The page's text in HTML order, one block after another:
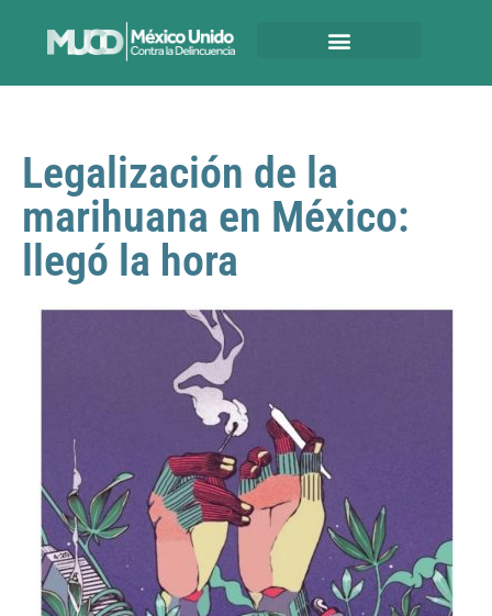
Legalización de la
marihuana en México:
llegó la hora